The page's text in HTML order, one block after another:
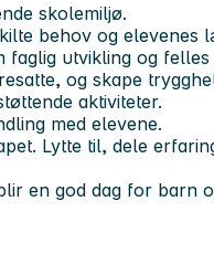
skolemiljø.
behov og elevenes
faglig utvikling og felles
og skape
aktiviteter.
med elevene.
Lytte til, dele
en god dag for barn